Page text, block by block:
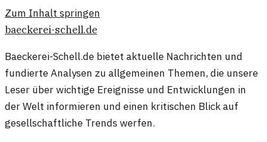
Zum Inhalt springen
baeckerei-schell.de
Baeckerei-Schell.de bietet aktuelle Nachrichten und
fundierte Analysen zu allgemeinen Themen, die unsere
Leser über wichtige Ereignisse und Entwicklungen in
der Welt informieren und einen kritischen Blick auf
gesellschaftliche Trends werfen.